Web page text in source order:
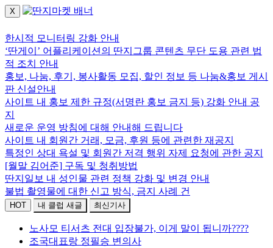
X
한시적 모니터링 강화 안내
‘딴게이’ 어플리케이션의 딴지그룹 콘텐츠 무단 도용 관련 법
적 조치 안내
홍보, 나눔, 후기, 봉사활동 모집, 할인 정보 등 나눔&홍보 게시
판 신설안내
사이트 내 홍보 제한 규정(서명란 홍보 금지 등) 강화 안내 공
지
새로운 운영 방침에 대해 안내해 드립니다
사이트 내 회원간 거래, 모금, 후원 등에 관련한 재공지
특정인 상대 욕설 및 회원간 저격 행위 자제 요청에 관한 공지
[월말 김어준] 구독 및 청취방법
딴지일보 내 성인물 관련 정책 강화 및 변경 안내
불법 촬영물에 대한 신고 방식, 금지 사례 건
HOT 내 클럽 새글 최신기사
노사모 티서츠 전대 입장불가, 이게 말이 됩니까????
조국대표랑 정필승 변의사